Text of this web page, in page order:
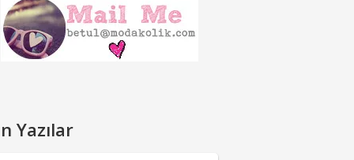
Yazılar